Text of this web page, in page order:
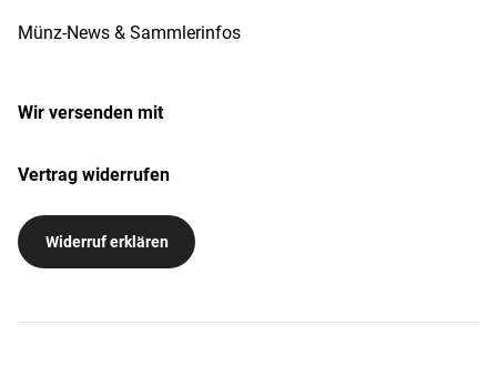
Münz-News & Sammlerinfos
Wir versenden mit
Vertrag widerrufen
Widerruf erklären